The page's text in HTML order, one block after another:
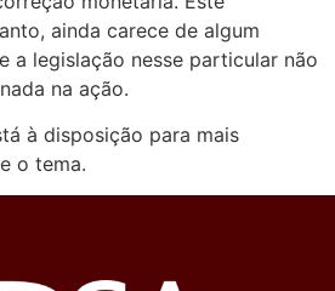
ainda carece de algum
a legislação nesse particular não
na ação.
à disposição para mais
o tema.